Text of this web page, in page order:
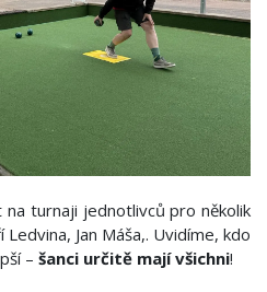
turnaji jednotlivců pro několik
Jan Máša,. Uvidíme, kdo
– šanci určitě mají všichni!